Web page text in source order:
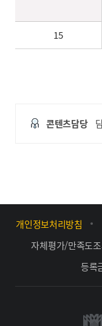
15
콘텐츠담당
개인정보처리방침
자체평가/만족도
등록